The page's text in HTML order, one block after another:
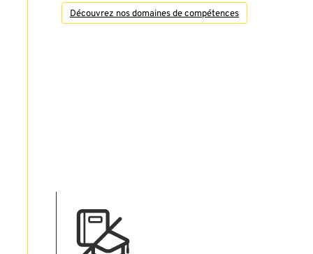
Découvrez nos domaines de compétences